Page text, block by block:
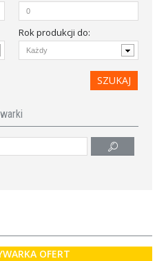
Rok produkcji do:
OFERT